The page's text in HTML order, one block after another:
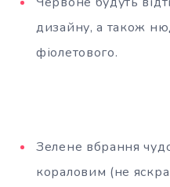
дизайну, а також
фіолетового.
Зелене вбрання
кораловим (не